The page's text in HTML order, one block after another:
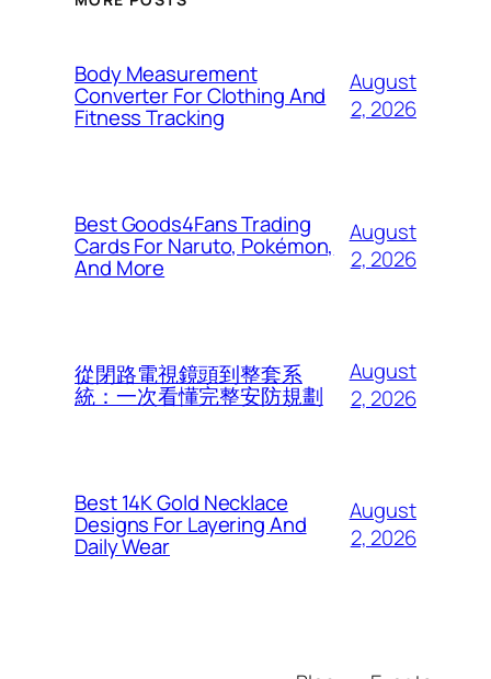
Body Measurement
Converter For Clothing And
Fitness Tracking
August
2, 2026
Best Goods4Fans Trading
Cards For Naruto, Pokémon,
And More
August
2, 2026
從閉路電視鏡頭到整套系
統：一次看懂完整安防規劃
August
2, 2026
Best 14K Gold Necklace
Designs For Layering And
Daily Wear
August
2, 2026